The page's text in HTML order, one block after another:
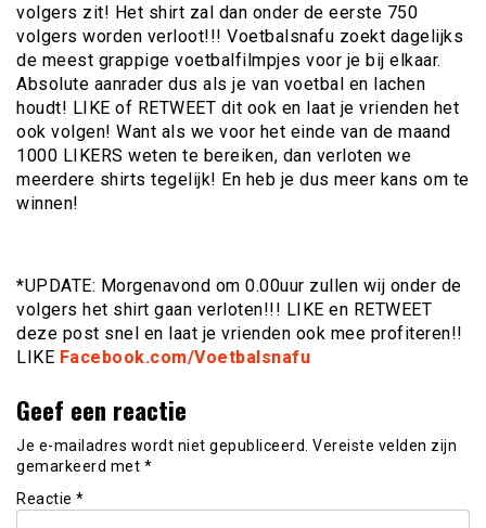
volgers zit! Het shirt zal dan onder de eerste 750
volgers worden verloot!!! Voetbalsnafu zoekt dagelijks
de meest grappige voetbalfilmpjes voor je bij elkaar.
Absolute aanrader dus als je van voetbal en lachen
houdt! LIKE of RETWEET dit ook en laat je vrienden het
ook volgen! Want als we voor het einde van de maand
1000 LIKERS weten te bereiken, dan verloten we
meerdere shirts tegelijk! En heb je dus meer kans om te
winnen!
*UPDATE: Morgenavond om 0.00uur zullen wij onder de
volgers het shirt gaan verloten!!! LIKE en RETWEET
deze post snel en laat je vrienden ook mee profiteren!!
LIKE Facebook.com/Voetbalsnafu
Geef een reactie
Je e-mailadres wordt niet gepubliceerd. Vereiste velden zijn
gemarkeerd met *
Reactie *